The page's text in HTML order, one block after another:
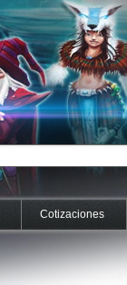
Cotizaciones